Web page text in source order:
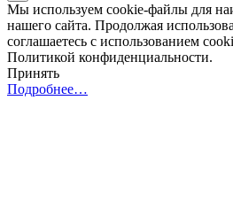
Мы используем cookie-файлы для
нашего сайта. Продолжая
соглашаетесь с использованием
Политикой конфиденциальности.
Принять
Подробнее…